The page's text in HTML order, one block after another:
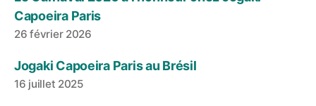
Capoeira Paris
26 février 2026
Jogaki Capoeira Paris au Brésil
16 juillet 2025